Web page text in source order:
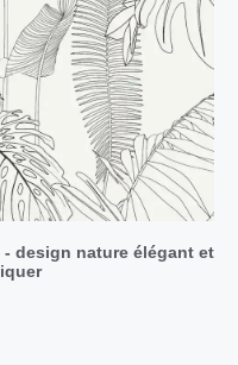
design nature élégant et